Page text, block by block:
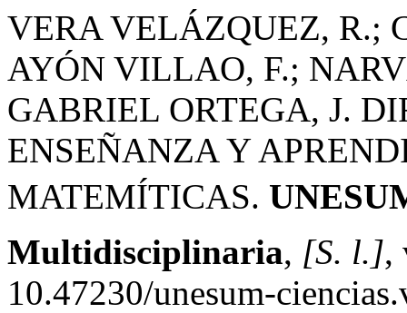
VERA VELÁZQUEZ, R.;
AYÓN VILLAO, F.;
GABRIEL ORTEGA, J.
ENSEÑANZA Y
MATEMÍTICAS.
Multidisciplinaria, [S. l.],
10.47230/unesum-